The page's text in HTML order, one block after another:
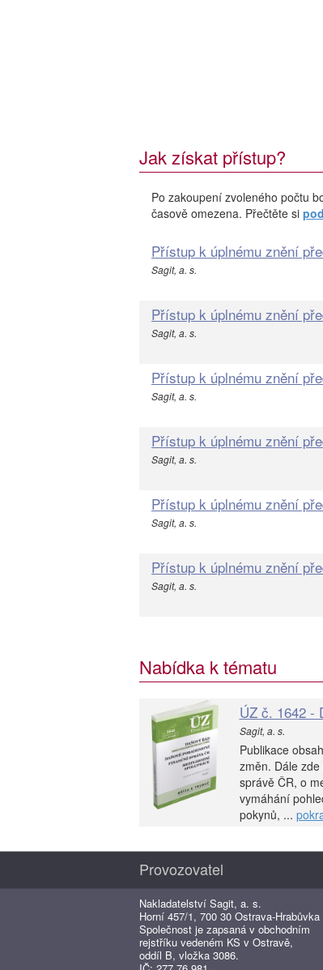
Jak získat přístup?
Po zakoupení zvoleného počtu
časově omezena. Přečtěte si
Přístup k úplnému znění
Sagit, a. s.
Přístup k úplnému znění
Sagit, a. s.
Přístup k úplnému znění
Sagit, a. s.
Přístup k úplnému znění
Sagit, a. s.
Přístup k úplnému znění
Sagit, a. s.
Přístup k úplnému znění
Sagit, a. s.
Nabídka k tématu
ÚZ č. 1642 -
Sagit, a. s.
Publikace
změn. Dále
správě ČR, o
vymáhání
pokynů, ...
Provozovatel
Nakladatelství Sagit, a. s.
Horní 457/1, 700 30 Ostrava-Hrabůvka
Společnost je zapsaná v obchodním
rejstříku vedeném KS v Ostravě,
oddíl B, vložka 3086.